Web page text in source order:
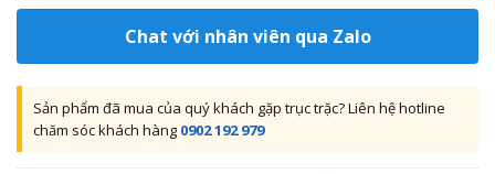
Chat với nhân viên qua Zalo
Sản phẩm đã mua của quý khách gặp trục trặc? Liên hệ hotline
chăm sóc khách hàng 0902 192 979